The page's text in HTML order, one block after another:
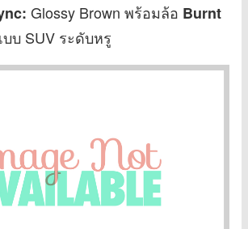
Glossy Brown พร้อมล้อ Burnt
บ SUV ระดับหรู